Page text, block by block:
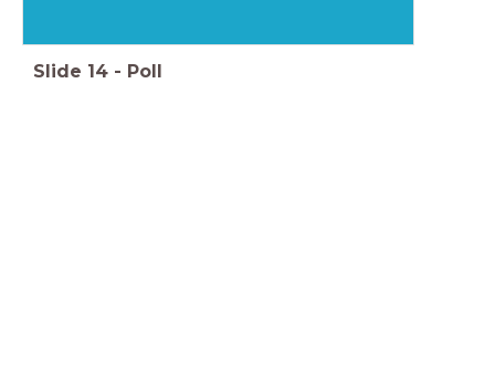
Slide 14 - Poll